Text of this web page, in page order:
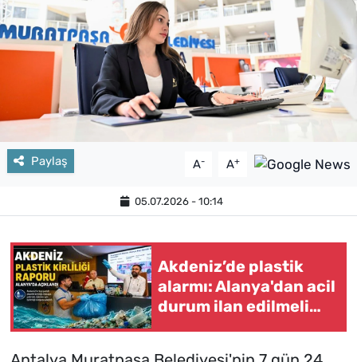
Paylaş A- A+
05.07.2026 - 10:14
Akdeniz’de plastik
alarmı: Alanya'dan acil
durum ilan edilmeli